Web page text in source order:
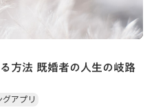
方法 既婚者の人生の岐路
アプリ